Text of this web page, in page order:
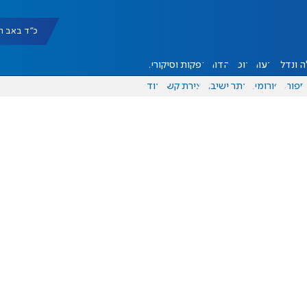
כ"ד באב תשפ"ו
ונדל"ן דעות אוכל יהדות הפקות וסיקורים
ספורט פורומים אתר ישיבה יצירת קשר עוד